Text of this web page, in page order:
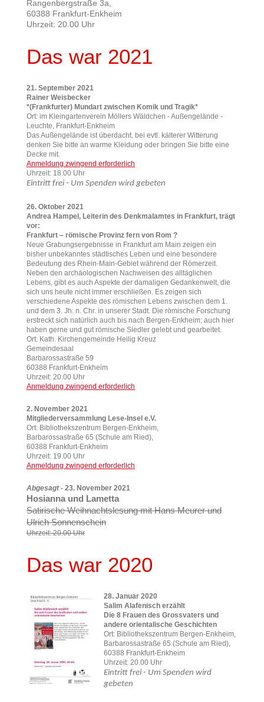
Rangenbergstraße 3a
60388 Frankfurt-Enkheim
Uhrzeit: 20.00 Uhr
Das war 2021
21. September 2021
Rainer Weisbecker
*(Frankfurter) Mundart zwischen Komik und Tragik*
Ort: im Kleingartenverein Möllers Wäldchen - Außengelände -
Leuchte, Frankfurt-Enkheim
Das Außengelände ist überdacht, bei evtl. kälterer Witterung
denken Sie bitte an warme Kleidung oder bringen Sie bitte eine
Decke mit.
Anmeldung zwingend erforderlich
Uhrzeit: 18.00 Uhr
Eintritt frei - Um Spenden wird gebeten
26. Oktober 2021
Andrea Hampel, Leiterin des Denkmalamtes in Frankfurt, trägt
vor:
Frankfurt – römische Provinz fern von Rom ?
Neue Grabungsergebnisse in Frankfurt am Main zeigen ein
bisher unbekanntes städtisches Leben und eine besondere
Bedeutung des Rhein-Main-Gebiet während der Römerzeit.
Neben den archäologischen Nachweisen des alltäglichen
Lebens, gibt es auch Aspekte der damaligen Gedankenwelt, die
sich uns heute nicht immer erschließen. Es zeigen sich
verschiedene Aspekte des römischen Lebens zwischen dem 1.
und dem 3. Jh. n. Chr. in unserer Stadt. Die römische Forschung
erstreckt sich natürlich auch bis nach Bergen-Enkheim; auch hier
haben gerne und gut römische Siedler gelebt und gearbeitet.
Ort: Kath. Kirchengemeinde Heilig Kreuz
Gemeindesaal
Barbarossastraße 59
60388 Frankfurt-Enkheim
Uhrzeit: 20.00 Uhr
Anmeldung zwingend erforderlich
2. November 2021
Mitgliederversammlung Lese-Insel e.V.
Ort: Bibliothekszentrum Bergen-Enkheim,
Barbarossastraße 65 (Schule am Ried),
60388 Frankfurt-Enkheim
Uhrzeit: 19.00 Uhr
Anmeldung zwingend erforderlich
Abgesagt- 23. November 2021
Hosianna und Lametta
Satirische Weihnachtslesung mit Hans Meurer und
Ulrich Sonnenschein
Uhrzeit: 20.00 Uhr
Das war 2020
28. Januar 2020
Salim Alafenisch erzählt
Die 8 Frauen des Grossvaters und
andere orientalische Geschichten
Ort: Bibliothekszentrum Bergen-Enkheim,
Barbarossastraße 65 (Schule am Ried),
60388 Frankfurt-Enkheim
Uhrzeit: 20.00 Uhr
Eintritt frei - Um Spenden wird
gebeten